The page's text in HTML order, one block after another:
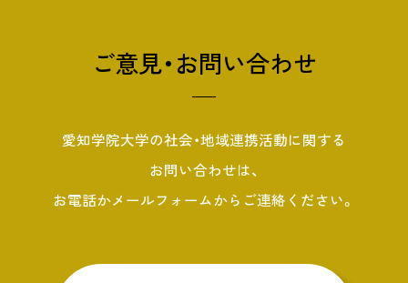
ご意見・お問い合わせ
愛知学院大学の社会・地域連携活動に関する
お問い合わせは、
お電話かメールフォームからご連絡ください。